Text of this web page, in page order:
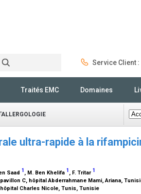
Service Client :
Traités EMC Domaines
ultra-rapide à la
Saad 1 , M. Ben Khelifa 1 , F. Tritar 1
C, hôpital Abderrahmane Mami, Ariana,
Charles Nicole, Tunis, Tunisie